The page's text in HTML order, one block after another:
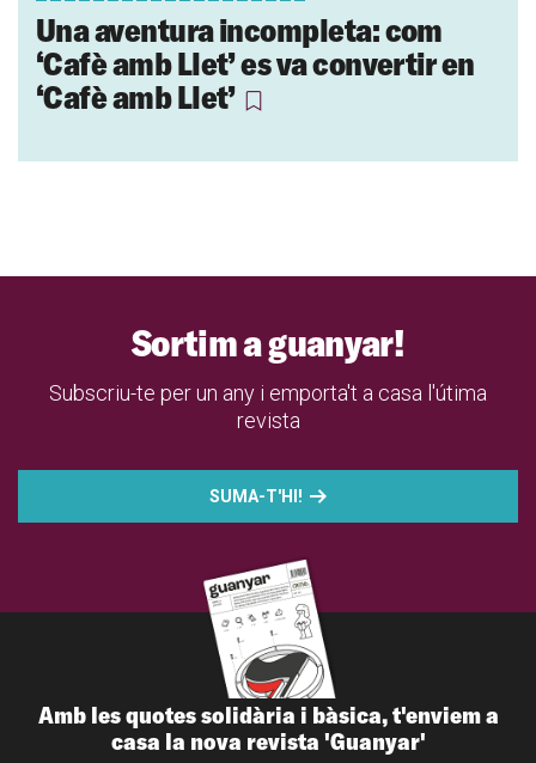
Una aventura incompleta: com
‘Cafè amb Llet’ es va convertir en
‘Cafè amb Llet’
Sortim a guanyar!
Subscriu-te per un any i emporta't a casa l'útima
revista
SUMA-T'HI!
Amb les quotes solidària i bàsica, t'enviem a
casa la nova revista 'Guanyar'